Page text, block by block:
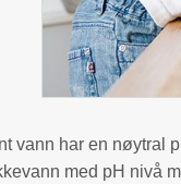
vann har en nøytral
med pH nivå